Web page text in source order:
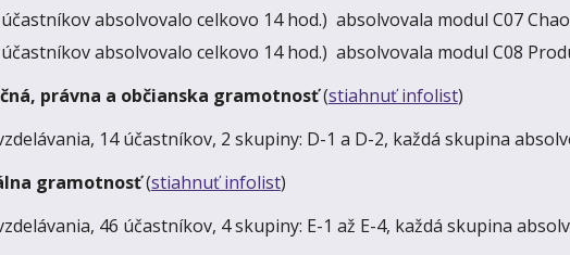
absolvovalo celkovo 14 hod.) absolvovala modul C07
absolvovalo celkovo 14 hod.) absolvovala modul C08
právna a občianska gramotnosť(stiahnuť infolist)
14 účastníkov, 2 skupiny: D-1 a D-2, každá skupina
gramotnosť(stiahnuť infolist)
46 účastníkov, 4 skupiny: E-1 až E-4, každá skupina